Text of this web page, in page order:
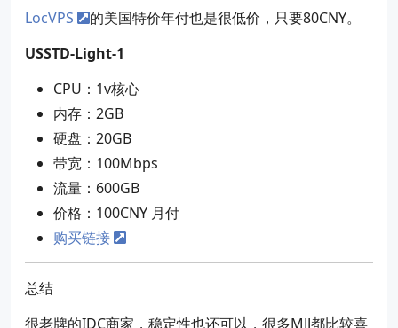
LocVPS
的美国特价年付也是很低价，只要80CNY。
USSTD-Light-1
CPU：1v核心
内存：2GB
硬盘：20GB
带宽：100Mbps
流量：600GB
价格：100CNY 月付
购买链接
总结
很老牌的IDC商家，稳定性也还可以，很多MJJ都比较喜